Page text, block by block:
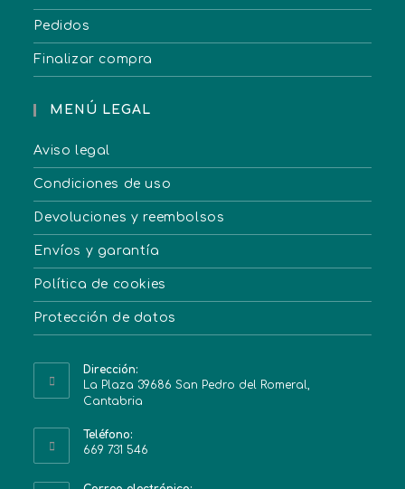
Pedidos
Finalizar compra
MENÚ LEGAL
Aviso legal
Condiciones de uso
Devoluciones y reembolsos
Envíos y garantía
Política de cookies
Protección de datos
Dirección:
La Plaza 39686 San Pedro del Romeral,
Cantabria
Teléfono:
669 731 546